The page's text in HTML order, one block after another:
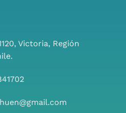
Victoria, Región